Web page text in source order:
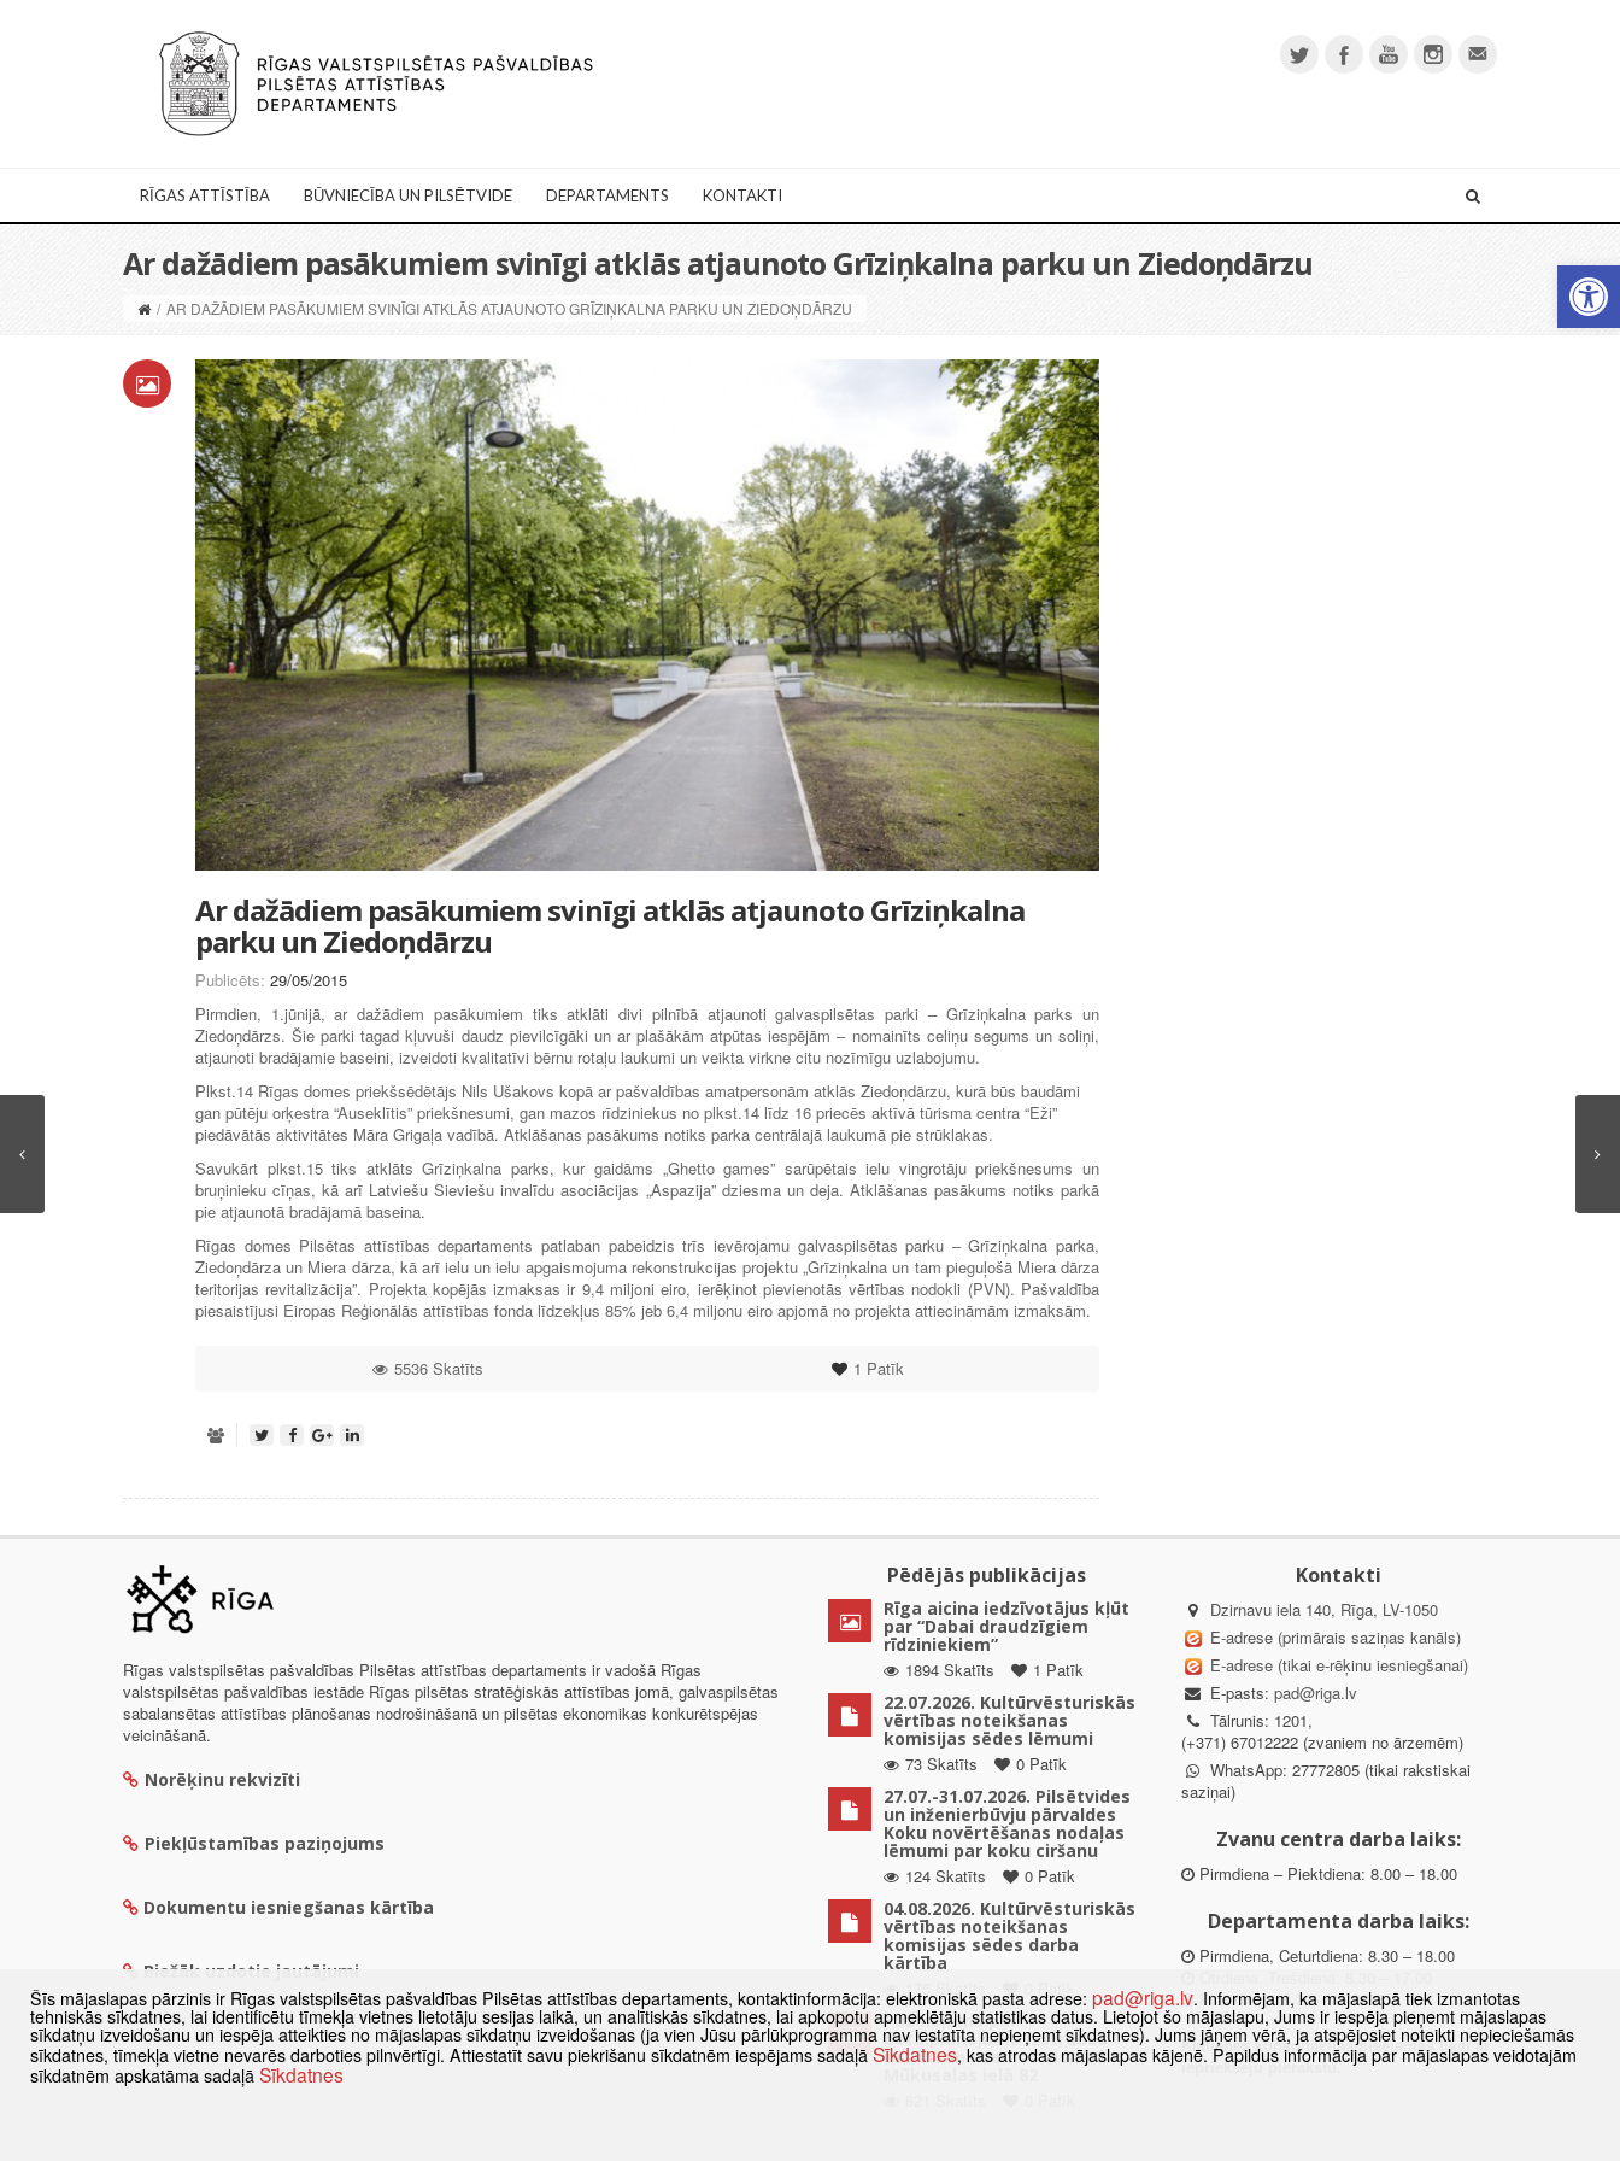
RĪGAS ATTĪSTĪBA BŪVNIECĪBA UN PILSĒTVIDE DEPARTAMENTS KONTAKTI
Ar dažādiem pasākumiem svinīgi atklās atjaunoto Grīziņkalna parku un Ziedoņdārzu
/ AR DAŽĀDIEM PASĀKUMIEM SVINĪGI ATKLĀS ATJAUNOTO GRĪZIŅKALNA PARKU UN ZIEDOŅDĀRZU
Ar dažādiem pasākumiem svinīgi atklās atjaunoto Grīziņkalna
parku un Ziedoņdārzu
Publicēts: 29/05/2015
Pirmdien, 1.jūnijā, ar dažādiem pasākumiem tiks atklāti divi pilnībā atjaunoti galvaspilsētas parki – Grīziņkalna parks un
Ziedoņdārzs. Šie parki tagad kļuvuši daudz pievilcīgāki un ar plašākām atpūtas iespējām – nomainīts celiņu segums un soliņi,
atjaunoti bradājamie baseini, izveidoti kvalitatīvi bērnu rotaļu laukumi un veikta virkne citu nozīmīgu uzlabojumu.
Plkst.14 Rīgas domes priekšsēdētājs Nils Ušakovs kopā ar pašvaldības amatpersonām atklās Ziedoņdārzu, kurā būs baudāmi
gan pūtēju orķestra “Auseklītis” priekšnesumi, gan mazos rīdziniekus no plkst.14 līdz 16 priecēs aktīvā tūrisma centra “Eži”
piedāvātās aktivitātes Māra Grigaļa vadībā. Atklāšanas pasākums notiks parka centrālajā laukumā pie strūklakas.
Savukārt plkst.15 tiks atklāts Grīziņkalna parks, kur gaidāms „Ghetto games” sarūpētais ielu vingrotāju priekšnesums un
bruņinieku cīņas, kā arī Latviešu Sieviešu invalīdu asociācijas „Aspazija” dziesma un deja. Atklāšanas pasākums notiks parkā
pie atjaunotā bradājamā baseina.
Rīgas domes Pilsētas attīstības departaments patlaban pabeidzis trīs ievērojamu galvaspilsētas parku – Grīziņkalna parka,
Ziedoņdārza un Miera dārza, kā arī ielu un ielu apgaismojuma rekonstrukcijas projektu „Grīziņkalna un tam pieguļošā Miera dārza
teritorijas revitalizācija”. Projekta kopējās izmaksas ir 9,4 miljoni eiro, ierēķinot pievienotās vērtības nodokli (PVN). Pašvaldība
piesaistījusi Eiropas Reģionālās attīstības fonda līdzekļus 85% jeb 6,4 miljonu eiro apjomā no projekta attiecināmām izmaksām.
1 Patīk
5536 Skatīts
Rīgas valstspilsētas pašvaldības Pilsētas attīstības departaments ir vadošā Rīgas
valstspilsētas pašvaldības iestāde Rīgas pilsētas stratēģiskās attīstības jomā, galvaspilsētas
sabalansētas attīstības plānošanas nodrošināšanā un pilsētas ekonomikas konkurētspējas
veicināšanā.
Norēķinu rekvizīti
Piekļūstamības paziņojums
Dokumentu iesniegšanas kārtība
Biežāk uzdotie jautājumi
Pēdējās publikācijas
Rīga aicina iedzīvotājus kļūt
par “Dabai draudzīgiem
rīdziniekiem”
1894 Skatīts
1 Patīk
22.07.2026. Kultūrvēsturiskās
vērtības noteikšanas
komisijas sēdes lēmumi
73 Skatīts
0 Patīk
27.07.-31.07.2026. Pilsētvides
un inženierbūvju pārvaldes
Koku novērtēšanas nodaļas
lēmumi par koku ciršanu
124 Skatīts
0 Patīk
04.08.2026. Kultūrvēsturiskās
vērtības noteikšanas
komisijas sēdes darba
kārtība
175 Skatīts
0 Patīk
Paziņojums par
detālplānojuma izstrādes
uzsākšanu zemes vienībā
Kontakti
Dzirnavu iela 140, Rīga, LV-1050
E-adrese (primārais saziņas kanāls)
E-adrese (tikai e-rēķinu iesniegšanai)
E-pasts: pad@riga.lv
Tālrunis: 1201,
(+371) 67012222 (zvaniem no ārzemēm)
WhatsApp: 27772805 (tikai rakstiskai
saziņai)
Zvanu centra darba laiks:
Pirmdiena – Piektdiena: 8.00 – 18.00
Departamenta darba laiks:
Pirmdiena, Ceturtdiena: 8.30 – 18.00
Piektdiena: 8.30 – 15.00
Klātienes konsultācijas pieejamas tikai ar
iepriekšēju pierakstu.
Šīs mājaslapas pārzinis ir Rīgas valstspilsētas pašvaldības Pilsētas attīstības departaments, kontaktinformācija: elektroniskā pasta adrese: pad@riga.lv. Informējam, ka mājaslapā tiek izmantotas
tehniskās sīkdatnes, lai identificētu tīmekļa vietnes lietotāju sesijas laikā, un analītiskās sīkdatnes, lai apkopotu apmeklētāju statistikas datus. Lietojot šo mājaslapu, Jums ir iespēja pieņemt mājaslapas
sīkdatņu izveidošanu un iespēja atteikties no mājaslapas sīkdatņu izveidošanas (ja vien Jūsu pārlūkprogramma nav iestatīta nepieņemt sīkdatnes). Jums jāņem vērā, ja atspējosiet noteikti nepieciešamās
sīkdatnes, tīmekļa vietne nevarēs darboties pilnvērtīgi. Attiestatīt savu piekrišanu sīkdatnēm iespējams sadaļā Sīkdatnes, kas atrodas mājaslapas kājenē. Papildus informācija par mājaslapas veidotajām
sīkdatnēm apskatāma sadaļā Sīkdatnes